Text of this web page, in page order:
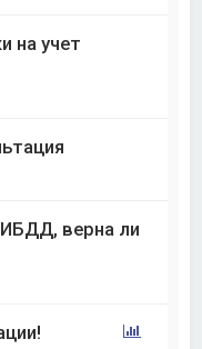
на учет
верна ли